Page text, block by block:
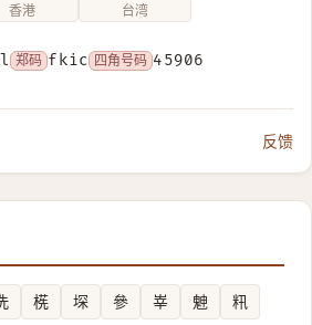
香港 台湾
郑码 fkic 四角号码 45906
反馈
㮱 堔 參 峷 䰠
籸